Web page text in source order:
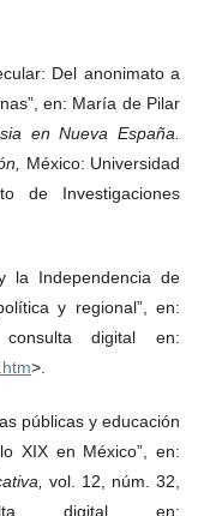
Del anonimato a
en: María de Pilar
en Nueva España.
México: Universidad
de Investigaciones
la Independencia de
y regional”, en:
digital en:
>.
públicas y educación
XIX en México”, en:
vol. 12, núm. 32,
digital en: